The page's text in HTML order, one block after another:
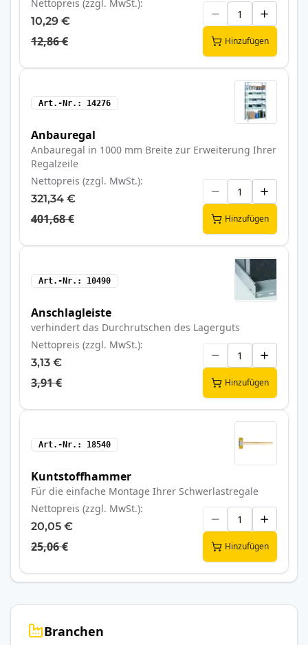
Nettopreis (zzgl. MwSt.)
10,29 €
12,86 € Hinzufügen
Art.-Nr. 14276
Anbauregal
Anbauregal in 1000 mm Breite zur Erweiterung Ihrer
Regalzeile
Nettopreis (zzgl. MwSt.)
321,34 €
401,68 € Hinzufügen
Art.-Nr. 10490
Anschlagleiste
verhindert das Durchrutschen des Lagerguts
Nettopreis (zzgl. MwSt.)
3,13 €
3,91 € Hinzufügen
Art.-Nr. 18540
Kuntstoffhammer
Für die einfache Montage Ihrer Schwerlastregale
Nettopreis (zzgl. MwSt.)
20,05 €
25,06 € Hinzufügen
Branchen